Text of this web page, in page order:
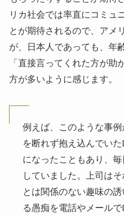
リカ社会では率直にコミュ
とが期待されるので、アメ
が、日本人であっても、年
「直接言ってくれた方が助
方が多いように感じます。
例えば、このような事
を断れず抱え込んでい
になったこともあり、
していました。上司は
とは関係のない趣味の
る愚痴を電話やメール